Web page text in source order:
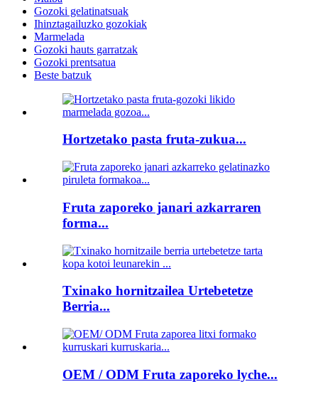
Gozoki gelatinatsuak
Ihinztagailuzko gozokiak
Marmelada
Gozoki hauts garratzak
Gozoki prentsatua
Beste batzuk
Hortzetako pasta fruta-zukua...
Fruta zaporeko janari azkarraren
forma...
Txinako hornitzailea Urtebetetze
Berria...
OEM / ODM Fruta zaporeko lyche...